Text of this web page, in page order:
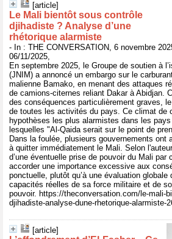
[article]
Le Mali bientôt sous contrôle
djihadiste ? Analyse d’une
rhétorique alarmiste
- In : THE CONVERSATION, 6 novembre
06/11/2025,
En septembre 2025, le Groupe de soutien à
(JNIM) a annoncé un embargo sur le
malienne Bamako, en menant des attaques
de camions-citernes reliant Dakar à Abidjan.
des conséquences particulièrement graves,
de toutes les activités du pays. Ce climat de
hypothèses les plus alarmistes dans les
lesquelles "Al-Qaida serait sur le point de
Dans la foulée, plusieurs gouvernements ont
à quitter immédiatement le Mali. Selon
d’une éventuelle prise de pouvoir du Mali par
accorder une importance excessive aux
ponctuelle, plutôt qu’à une évaluation
capacités réelles de sa force militaire et de
pouvoir. https://theconversation.com/le-mali-
djihadiste-analyse-dune-rhetorique-alarmiste-
[article]